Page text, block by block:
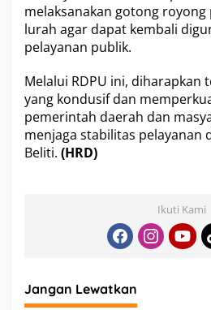
melaksanakan gotong
lurah agar dapat kembali
pelayanan publik.
Melalui RDPU ini, diharapkan
yang kondusif dan
pemerintah daerah dan
menjaga stabilitas pelayanan
Beliti. (HRD)
Ikuti Kami
Jangan Lewatkan